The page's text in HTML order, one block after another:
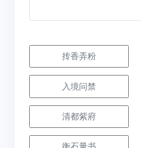
抟香弄粉
入境问禁
清都紫府